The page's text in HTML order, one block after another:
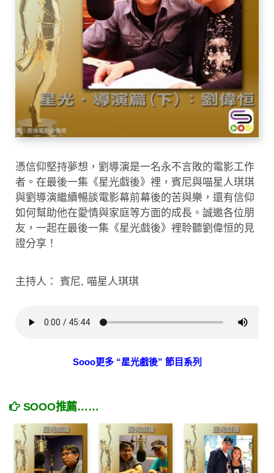
憑信仰堅持夢想，劉導演是一名永不言敗的電影工作
者。在最後一集《星光戲後》裡，賓尼與喵星人琪琪
與劉導演繼續暢談電影幕前幕後的苦與樂，還有信仰
如何幫助他在愛情與家庭等方面的成長。誠邀各位朋
友，一起在最後一集《星光戲後》裡聆聽劉偉恒的見
證分享！
主持人： 賓尼, 喵星人琪琪
Sooo更多 “星光戲後” 節目系列
SOOO推薦……